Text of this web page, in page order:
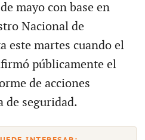
mayo con base en
Nacional de
este martes cuando el
públicamente el
de acciones
de seguridad.